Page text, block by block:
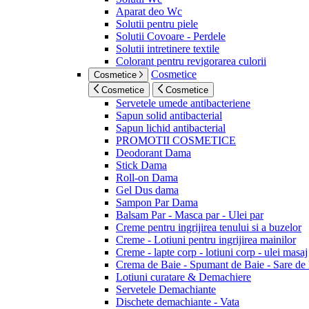
Aparat deo Wc
Solutii pentru piele
Solutii Covoare - Perdele
Solutii intretinere textile
Colorant pentru revigorarea culorii
Cosmetice Cosmetice
Cosmetice Cosmetice
Servetele umede antibacteriene
Sapun solid antibacterial
Sapun lichid antibacterial
PROMOTII COSMETICE
Deodorant Dama
Stick Dama
Roll-on Dama
Gel Dus dama
Sampon Par Dama
Balsam Par - Masca par - Ulei par
Creme pentru ingrijirea tenului si a buzelor
Creme - Lotiuni pentru ingrijirea mainilor
Creme - lapte corp - lotiuni corp - ulei masaj
Crema de Baie - Spumant de Baie - Sare de
Lotiuni curatare & Demachiere
Servetele Demachiante
Dischete demachiante - Vata